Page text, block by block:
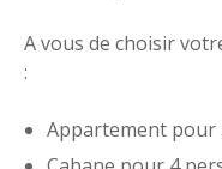
A vous de choisir
:
Appartement pour